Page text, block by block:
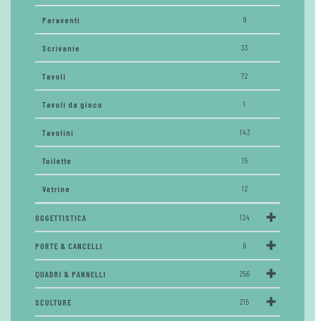
Paraventi 9
Scrivanie 33
Tavoli 72
Tavoli da gioco 1
Tavolini 143
Toilette 15
Vetrine 12
OGGETTISTICA 124
PORTE & CANCELLI 6
QUADRI & PANNELLI 256
SCULTURE 215